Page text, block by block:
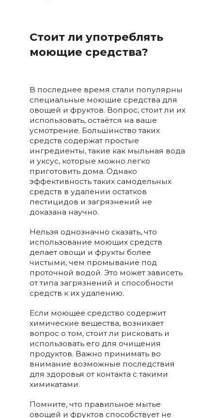
Стоит ли употреблять
моющие средства?
В последнее время стали популярны
специальные моющие средства для
овощей и фруктов. Вопрос, стоит ли их
использовать, остаётся на ваше
усмотрение. Большинство таких
средств содержат простые
ингредиенты, такие как мыльная вода
и уксус, которые можно легко
приготовить дома. Однако
эффективность таких самодельных
средств в удалении остатков
пестицидов и загрязнений не
доказана научно.
Нельзя однозначно сказать, что
использование моющих средств
делает овощи и фрукты более
чистыми, чем промывание под
проточной водой. Это может зависеть
от типа загрязнений и способности
средств к их удалению.
Если моющее средство содержит
химические вещества, возникает
вопрос о том, стоит ли рисковать и
использовать его для очищения
продуктов. Важно принимать во
внимание возможные последствия
для здоровья от контакта с такими
химикатами.
Помните, что правильное мытье
овощей и фруктов способствует не